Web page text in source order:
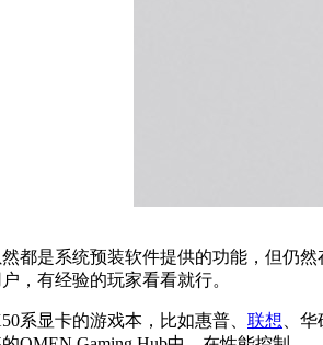
都是系统预装软件提供的功能，但仍
，有经验的玩家看看就行。
系显卡的游戏本，比如惠普、 联想 、